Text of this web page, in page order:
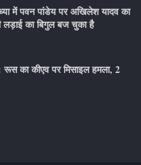
में पवन पांडेय पर अखिलेश यादव का
लड़ाई का बिगुल बज चुका है
का कीएव पर मिसाइल हमला, 2